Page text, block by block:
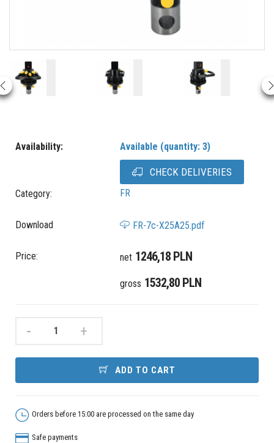
Availability: Available (quantity: 3)
CHECK DELIVERIES
Category: FR
Download FR-7c-X25A25.pdf
Price: net 1246,18 PLN
gross 1532,80 PLN
- +
ADD TO CART
Orders before 15:00 are processed on the same day
Safe payments